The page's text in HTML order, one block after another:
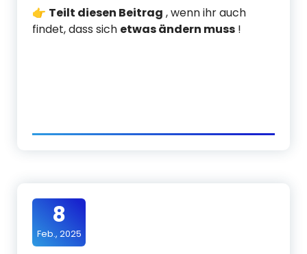
👉 Teilt diesen Beitrag , wenn ihr auch
findet, dass sich etwas ändern muss !
8
Feb., 2025